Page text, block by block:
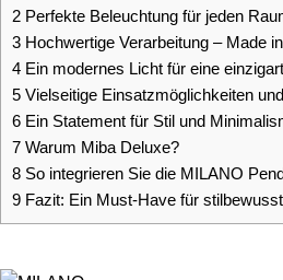
2 Perfekte Beleuchtung für jeden
3 Hochwertige Verarbeitung – Made
4 Ein modernes Licht für eine
5 Vielseitige Einsatzmöglichkeiten
6 Ein Statement für Stil und
7 Warum Miba Deluxe?
8 So integrieren Sie die MILANO
9 Fazit: Ein Must-Have für